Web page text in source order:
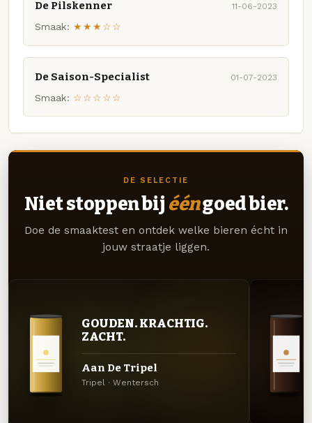
De Pilskenner 11-06-2023
Smaak: ★★★☆☆
De Saison-Specialist 01-07-2023
Smaak: ☆☆☆☆☆
DE SELECTIE
Niet stoppen bij ééngoed bier.
Doe de smaaktest en ontdek welke bieren écht in
jouw straatje liggen.
GOUDEN. KRACHTIG.
ZACHT.
Aan De Tripel
Tripel · Wentersch